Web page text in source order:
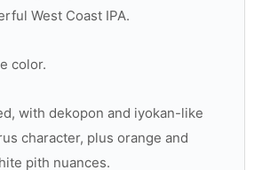
West Coast IPA.
color.
with dekopon and iyokan-like
character, plus orange and
pith nuances.